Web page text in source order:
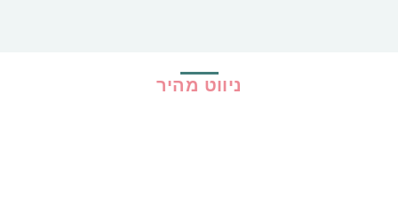
ניווט מהיר